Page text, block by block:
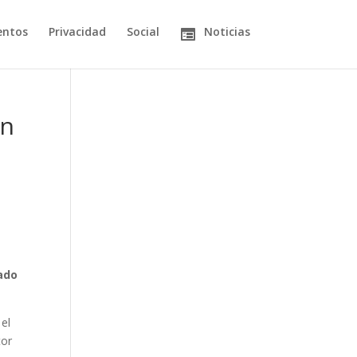
Privacidad Social Noticias